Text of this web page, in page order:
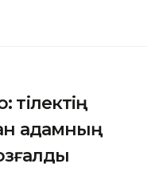
адамның